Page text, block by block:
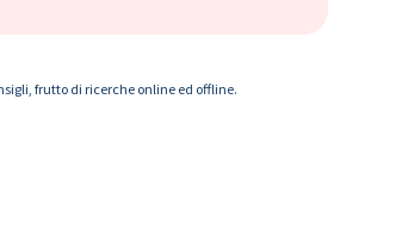
frutto di ricerche online ed offline.